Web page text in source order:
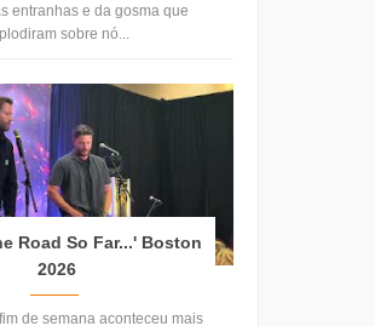
entranhas e da gosma que
sobre nó...
Road So Far...' Boston
2026
de semana aconteceu mais